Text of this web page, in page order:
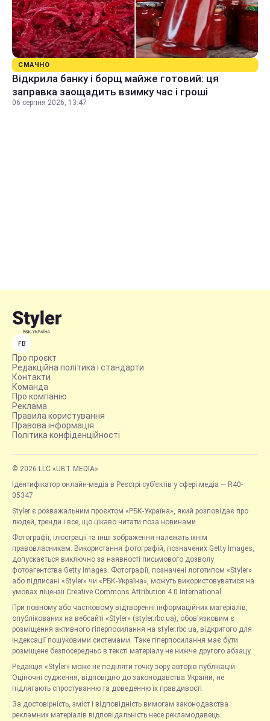
СМАЧНО
Відкрила банку і борщ майже готовий: ця
заправка заощадить взимку час і гроші
06 серпня 2026, 13:47
FB
Про проєкт
Редакційна політика і стандарти
Контакти
Команда
Про компанію
Реклама
Правила користування
Правова інформація
Політика конфіденційності
© 2026 LLC «UBT MEDIA»
Ідентифікатор онлайн-медіа в Реєстрі суб’єктів у сфері медіа — R40-
05347
Styler є розважальним проєктом «РБК-Україна», який розповідає про
людей, тренди і все, що цікаво читати поза новинами.
Фотографії, ілюстрації та інші зображення належать їхнім
правовласникам. Використання фотографій, позначених Getty Images,
допускається виключно за наявності письмового дозволу
фотоагентства Getty Images. Фотографії, позначені логотипом «Styler»
або підписані «Styler» чи «РБК-Україна», можуть використовуватися на
умовах ліцензії Creative Commons Attribution 4.0 International.
При повному або частковому відтворенні інформаційних матеріалів,
опублікованих на вебсайті «Styler» (styler.rbc.ua), обов'язковим є
розміщення активного гіперпосилання на styler.rbc.ua, відкритого для
індексації пошуковими системами. Таке гіперпосилання має бути
розміщене безпосередньо в тексті матеріалу не нижче другого абзацу.
Редакція «Styler» може не поділяти точку зору авторів публікацій.
Оціночні судження, відповідно до законодавства України, не
підлягають спростуванню та доведенню їх правдивості.
За достовірність, зміст і відповідність вимогам законодавства
рекламних матеріалів відповідальність несе рекламодавець.